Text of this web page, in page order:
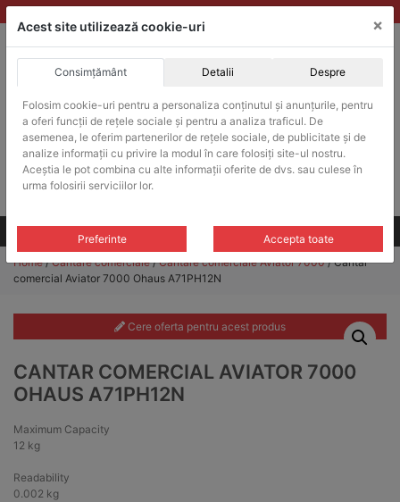
Skip
to
ACHIZITII PUBLICE
Produsele pot fi achizitionate si in sistemul SEAP / SICAP
Products
search
CAUTARE
Toate produsele
Home/Cantare comerciale/Cantare comerciale Aviator 7000/ Cantar
comercial Aviator 7000 Ohaus A71PH12N
Cere oferta pentru acest produs
CANTAR COMERCIAL AVIATOR 7000
OHAUS A71PH12N
Maximum Capacity
12 kg
Readability
0.002 kg
Acest site utilizează cookie-uri ×
Consimțământ Detalii Despre
Folosim cookie-uri pentru a personaliza conținutul și anunțurile, pentru
a oferi funcții de rețele sociale și pentru a analiza traficul. De
asemenea, le oferim partenerilor de rețele sociale, de publicitate și de
analize informații cu privire la modul în care folosiți site-ul nostru.
Aceștia le pot combina cu alte informații oferite de dvs. sau culese în
urma folosirii serviciilor lor.
Preferinte Accepta toate